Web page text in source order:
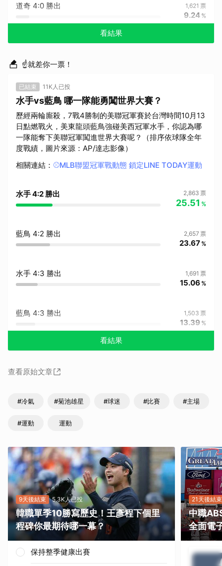
道奇 4:0 勝出 1,621 票
9.24 %
看結果
☝就差你一票！
已結束 11K人已投
水手vs藍鳥 哪一隊能勇闖世界大賽？
歷經兩輪廝殺，7戰4勝制的美聯冠軍賽於台灣時間10月13
日點燃戰火，美東龍頭藍鳥強碰美西冠軍水手，你認為哪
一隊能奪下美聯冠軍闖進世界大賽呢？（排序依球隊全年
度戰績，圖片來源：AP/達志影像）
相關連結 ： ⚾️MLB聯盟冠軍戰動態 鎖定LINE TODAY運動
水手 4:2 勝出 2,863 票
25.51 %
藍鳥 4:2 勝出 2,657 票
23.67 %
水手 4:3 勝出 1,691 票
15.06 %
藍鳥 4:3 勝出 1,503 票
13.39 %
看結果
查看原始文章
#冷氣 #菊池雄星 #球迷 #比賽 #主場
#運動 運動
9天後結束 5.3K人已投
韓職單季10勝寫歷史！王彥程下個里
程碑你最期待哪一幕？
保持整季健康出賽
21天後結束
中職
全面電